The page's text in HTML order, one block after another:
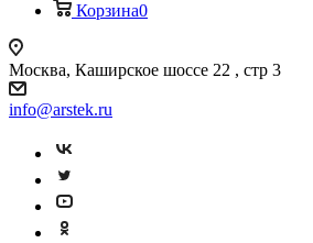
Корзина0
Москва, Каширское шоссе 22 , стр 3
info@arstek.ru